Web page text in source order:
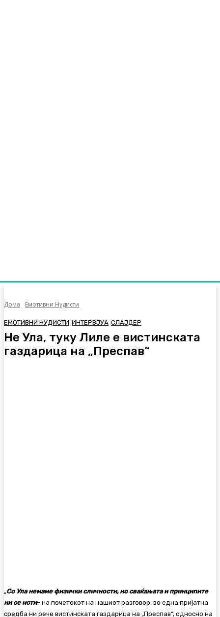
Дома Емотивни Нудисти
ЕМОТИВНИ НУДИСТИ ИНТЕРВЈУА СЛАЈДЕР
Не Ула, туку Лиле е вистинската
газдарица на „Преспав“
„Со Ула немаме физички сличности, но сваќањата и принципите
ни се исти– на почетокот на нашиот разговор, во една пријатна
средба ни рече вистинската газдарица на „Преспав“, односно на